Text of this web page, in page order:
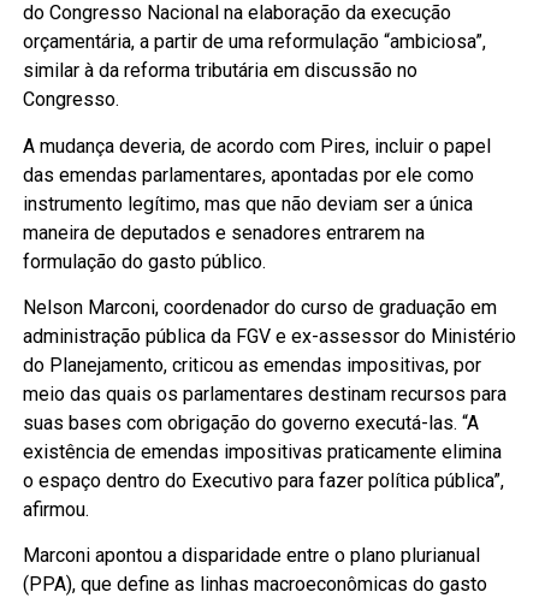
do Congresso Nacional na elaboração da execução
orçamentária, a partir de uma reformulação “ambiciosa”,
similar à da reforma tributária em discussão no
Congresso.
A mudança deveria, de acordo com Pires, incluir o papel
das emendas parlamentares, apontadas por ele como
instrumento legítimo, mas que não deviam ser a única
maneira de deputados e senadores entrarem na
formulação do gasto público.
Nelson Marconi, coordenador do curso de graduação em
administração pública da FGV e ex-assessor do Ministério
do Planejamento, criticou as emendas impositivas, por
meio das quais os parlamentares destinam recursos para
suas bases com obrigação do governo executá-las. “A
existência de emendas impositivas praticamente elimina
o espaço dentro do Executivo para fazer política pública”,
afirmou.
Marconi apontou a disparidade entre o plano plurianual
(PPA), que define as linhas macroeconômicas do gasto